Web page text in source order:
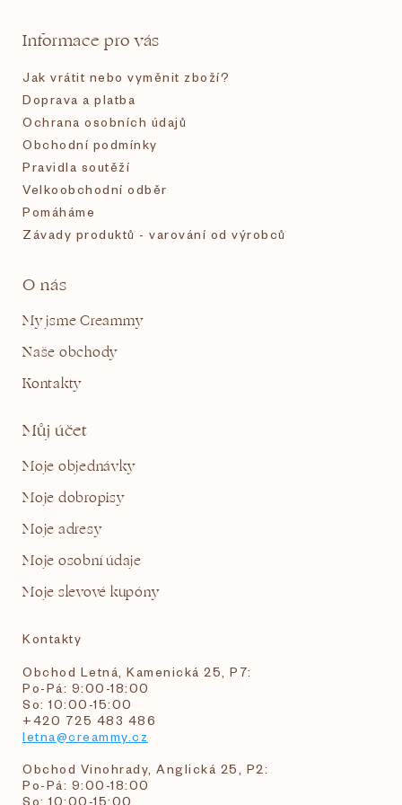
Informace pro vás
Jak vrátit nebo vyměnit zboží?
Doprava a platba
Ochrana osobních údajů
Obchodní podmínky
Pravidla soutěží
Velkoobchodní odběr
Pomáháme
Závady produktů - varování od výrobců
O nás
My jsme Creammy
Naše obchody
Kontakty
Můj účet
Moje objednávky
Moje dobropisy
Moje adresy
Moje osobní údaje
Moje slevové kupóny
Kontakty
Obchod Letná, Kamenická 25, P7:
Po-Pá: 9:00-18:00
So: 10:00-15:00
+420 725 483 486
letna@creammy.cz
Obchod Vinohrady, Anglická 25, P2:
Po-Pá: 9:00-18:00
So: 10:00-15:00